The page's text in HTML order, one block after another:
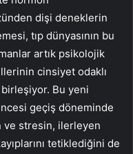
dişi deneklerin
tıp dünyasının bu
artık psikolojik
cinsiyet odaklı
Bu yeni
geçiş döneminde
ve stresin, ilerleyen
tetiklediğini de